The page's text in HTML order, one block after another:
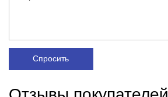
Спросить